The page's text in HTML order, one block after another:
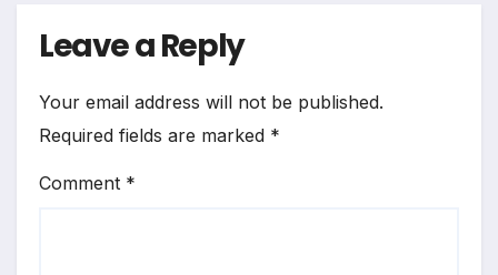
Leave a Reply
Your email address will not be published.
Required fields are marked *
Comment *